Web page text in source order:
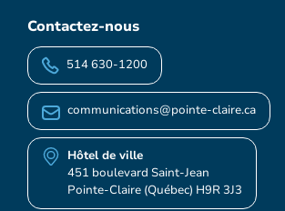
Contactez-nous
514 630-1200
communications@pointe-claire.ca
Hôtel de ville
451 boulevard Saint-Jean
Pointe-Claire (Québec) H9R 3J3